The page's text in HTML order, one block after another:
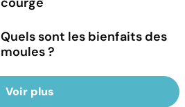
Quels sont les bienfaits des
moules ?
Voir plus